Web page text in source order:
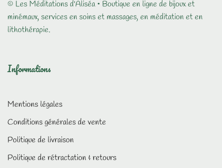
© Les Méditations d'Aliséa • Boutique en ligne de bijoux et
minémaux, services en soins et massages, en méditation et en
lithothérapie.
Informations
Mentions légales
Conditions générales de vente
Politique de livraison
Politique de rétractation & retours